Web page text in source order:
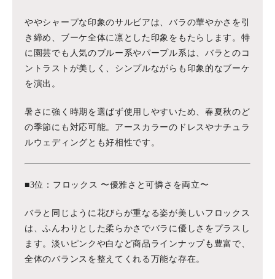
ややシャープな印象のサルビアは、バラの華やかさを引
き締め、ブーケ全体に凛とした印象をもたらします。特
に園芸でも人気のブルー系やパープル系は、バラとのコ
ントラストが美しく、シンプルながらも印象的なブーケ
を演出。
暑さに強く時期を選ばず使用しやすいため、春夏秋のど
の季節にも対応可能。アースカラーのドレスやナチュラ
ルウェディングとも好相性です。
■3位：フロックス 〜優雅さと可憐さを両立〜
バラと同じように花びらが重なる姿が美しいフロックス
は、ふんわりとした柔らかさでバラに優しさをプラスし
ます。淡いピンクや白など商品ラインナップも豊富で、
全体のバランスを整えてくれる万能な存在。